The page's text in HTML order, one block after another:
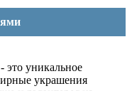
уникальное
украшения